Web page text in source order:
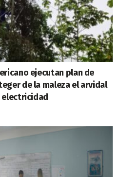
ejecutan plan de
de la maleza el arvidal
electricidad